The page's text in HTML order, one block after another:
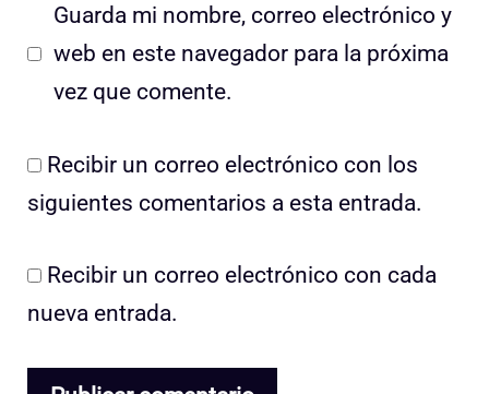
Guarda mi nombre, correo electrónico y
web en este navegador para la próxima
vez que comente.
Recibir un correo electrónico con los
siguientes comentarios a esta entrada.
Recibir un correo electrónico con cada
nueva entrada.